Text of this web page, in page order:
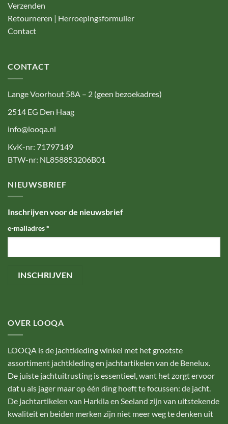
Verzenden
Retourneren | Herroepingsformulier
Contact
CONTACT
Lange Voorhout 58A – 2 (geen bezoekadres)
2514 EG Den Haag
info@looqa.nl
KvK-nr: 71797149
BTW-nr: NL858853206B01
NIEUWSBRIEF
Inschrijven voor de nieuwsbrief
e-mailadres*
OVER LOOQA
LOOQA is de jachtkleding winkel met het grootste
assortiment jachtkleding en jachtartikelen van de Benelux.
De juiste jachtuitrusting is essentieel, want het zorgt ervoor
dat u als jager maar op één ding hoeft te focussen: de jacht.
De jachtartikelen van Harkila en Seeland zijn van uitstekende
kwaliteit en beiden merken zijn niet meer weg te denken uit